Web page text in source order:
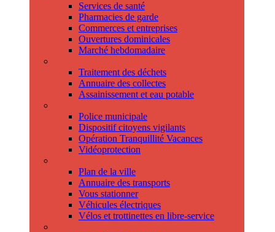
Services de santé
Pharmacies de garde
Commerces et entreprises
Ouvertures dominicales
Marché hebdomadaire
Traitement des déchets
Annuaire des collectes
Assainissement et eau potable
Police municipale
Dispositif citoyens vigilants
Opération Tranquillité Vacances
Vidéoprotection
Plan de la ville
Annuaire des transports
Vous stationner
Véhicules électriques
Vélos et trottinettes en libre-service